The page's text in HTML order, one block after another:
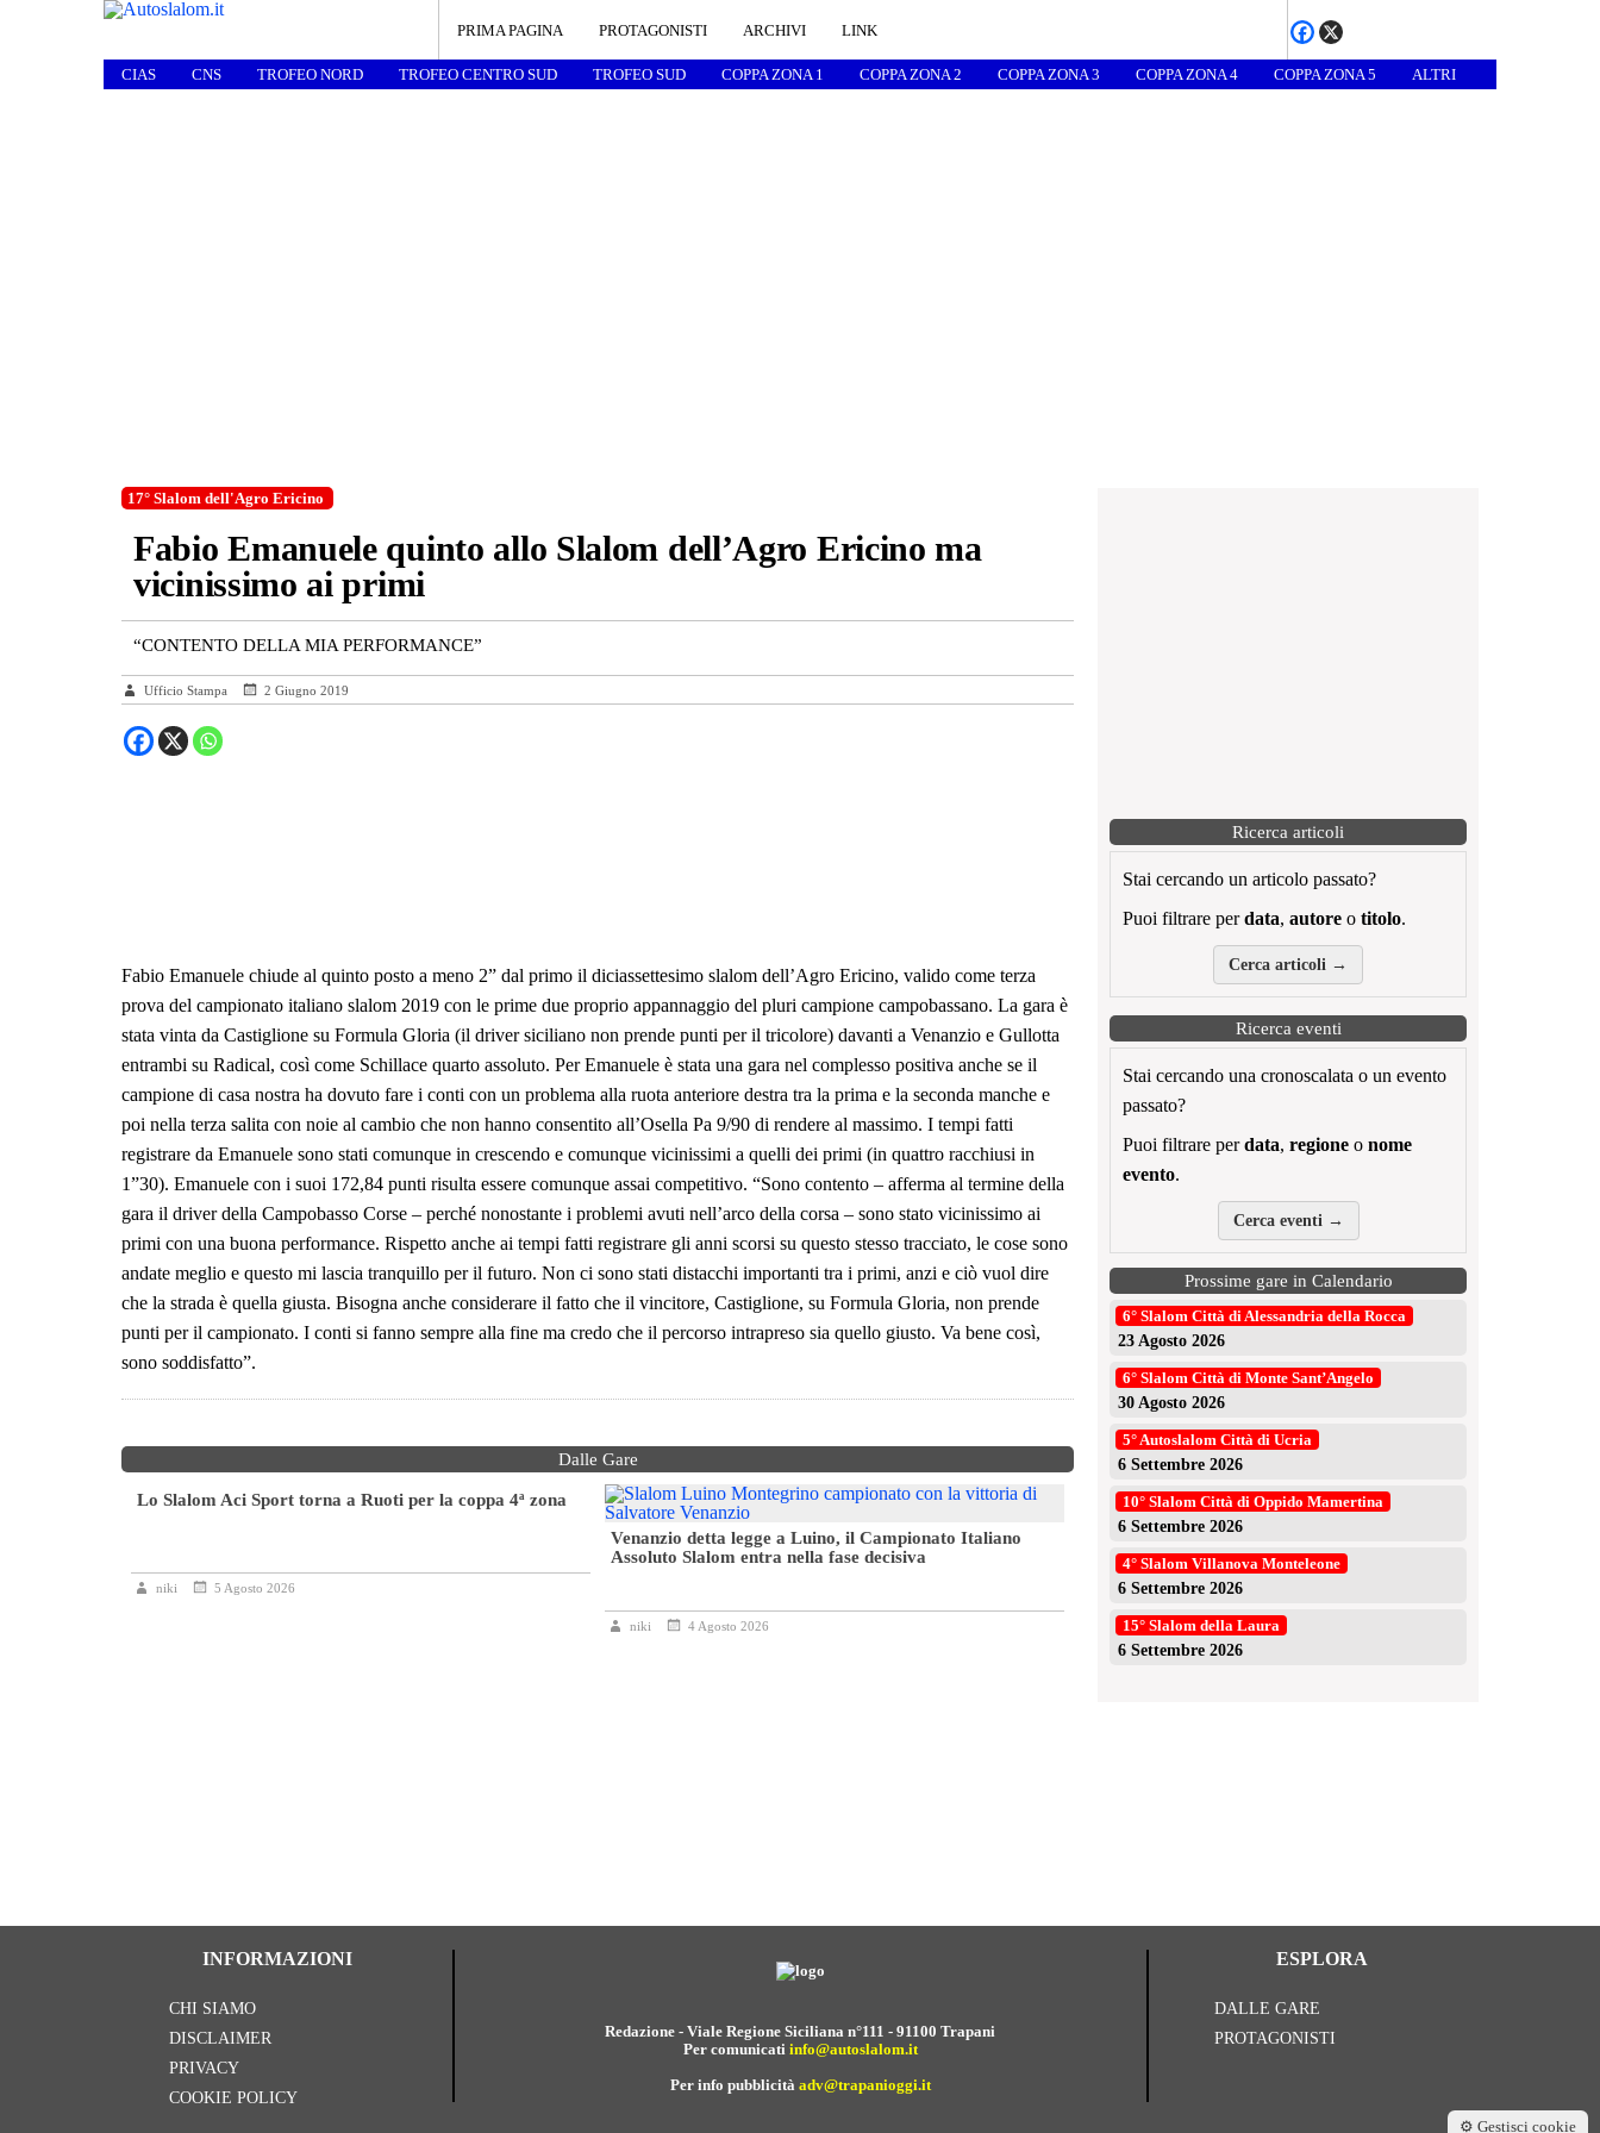
PRIMA PAGINA PROTAGONISTI ARCHIVI LINK
CIAS CNS TROFEO NORD TROFEO CENTRO SUD TROFEO SUD COPPA ZONA 1 COPPA ZONA 2 COPPA ZONA 3 COPPA ZONA 4 COPPA ZONA 5 ALTRI
17° Slalom dell'Agro Ericino
Fabio Emanuele quinto allo Slalom dell’Agro Ericino ma
vicinissimo ai primi
“CONTENTO DELLA MIA PERFORMANCE”
Ufficio Stampa 2 Giugno 2019
Fabio Emanuele chiude al quinto posto a meno 2” dal primo il diciassettesimo slalom dell’Agro Ericino, valido come terza
prova del campionato italiano slalom 2019 con le prime due proprio appannaggio del pluri campione campobassano. La gara è
stata vinta da Castiglione su Formula Gloria (il driver siciliano non prende punti per il tricolore) davanti a Venanzio e Gullotta
entrambi su Radical, così come Schillace quarto assoluto. Per Emanuele è stata una gara nel complesso positiva anche se il
campione di casa nostra ha dovuto fare i conti con un problema alla ruota anteriore destra tra la prima e la seconda manche e
poi nella terza salita con noie al cambio che non hanno consentito all’Osella Pa 9/90 di rendere al massimo. I tempi fatti
registrare da Emanuele sono stati comunque in crescendo e comunque vicinissimi a quelli dei primi (in quattro racchiusi in
1”30). Emanuele con i suoi 172,84 punti risulta essere comunque assai competitivo. “Sono contento – afferma al termine della
gara il driver della Campobasso Corse – perché nonostante i problemi avuti nell’arco della corsa – sono stato vicinissimo ai
primi con una buona performance. Rispetto anche ai tempi fatti registrare gli anni scorsi su questo stesso tracciato, le cose sono
andate meglio e questo mi lascia tranquillo per il futuro. Non ci sono stati distacchi importanti tra i primi, anzi e ciò vuol dire
che la strada è quella giusta. Bisogna anche considerare il fatto che il vincitore, Castiglione, su Formula Gloria, non prende
punti per il campionato. I conti si fanno sempre alla fine ma credo che il percorso intrapreso sia quello giusto. Va bene così,
sono soddisfatto”.
Dalle Gare
Lo Slalom Aci Sport torna a Ruoti per la coppa 4ª zona
niki 5 Agosto 2026
Venanzio detta legge a Luino, il Campionato Italiano
Assoluto Slalom entra nella fase decisiva
niki 4 Agosto 2026
Ricerca articoli
Stai cercando un articolo passato?
Puoi filtrare perdata, autore o titolo.
Cerca articoli →
Ricerca eventi
Stai cercando una cronoscalata o un evento
passato?
Puoi filtrare perdata, regione o nome
evento.
Cerca eventi →
Prossime gare in Calendario
6° Slalom Città di Alessandria della Rocca
23 Agosto 2026
6° Slalom Città di Monte Sant’Angelo
30 Agosto 2026
5° Autoslalom Città di Ucria
6 Settembre 2026
10° Slalom Città di Oppido Mamertina
6 Settembre 2026
4° Slalom Villanova Monteleone
6 Settembre 2026
15° Slalom della Laura
6 Settembre 2026
INFORMAZIONI
CHI SIAMO
DISCLAIMER
PRIVACY
COOKIE POLICY
Redazione - Viale Regione Siciliana n°111 - 91100 Trapani
Per comunicati info@autoslalom.it
Per info pubblicità adv@trapanioggi.it
ESPLORA
DALLE GARE
PROTAGONISTI
⚙️ Gestisci cookie